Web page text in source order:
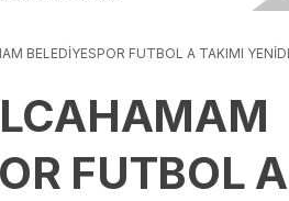
BELEDİYESPOR FUTBOL A TAKIMI
FUTBOL